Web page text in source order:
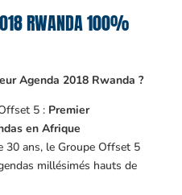
RWANDA 100%
Agenda 2018 Rwanda ?
5 : Premier
en Afrique
30 ans, le Groupe Offset 5
millésimés hauts de